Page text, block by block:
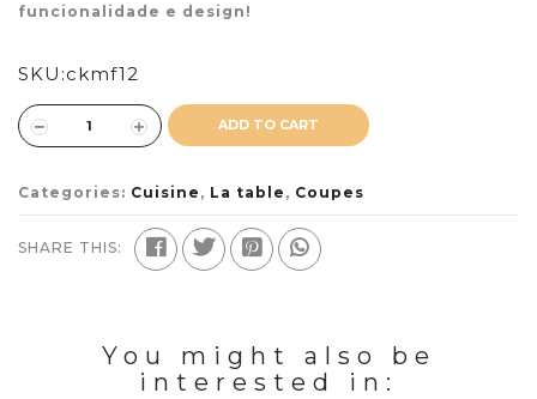
funcionalidade e design!
SKU:ckmf12
ADD TO CART
Categories: Cuisine , La table , Coupes
SHARE THIS:
You might also be
interested in: